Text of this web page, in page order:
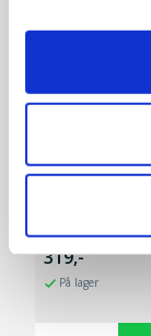
GTX2000
319,-
På lager